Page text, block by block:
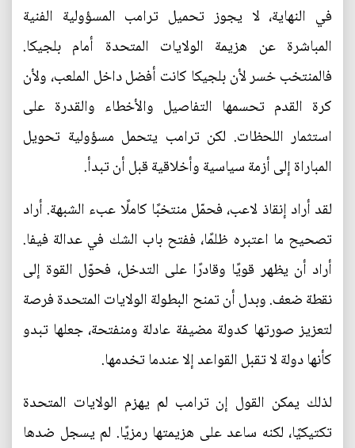
في النهاية، لا يجوز تحميل ترامب المسؤولية الفنية
المباشرة عن هزيمة الولايات المتحدة أمام بلجيكا.
فالمنتخب خسر لأن بلجيكا كانت أفضل داخل الملعب، ولأن
كرة القدم تحسمها التفاصيل والأخطاء والقدرة على
استثمار اللحظات. لكن ترامب يتحمل مسؤولية تحويل
المباراة إلى أزمة سياسية وأخلاقية قبل أن تبدأ.
لقد أراد إنقاذ لاعب، فحمّل منتخبًا كاملًا عبء الشبهة. أراد
تصحيح ما اعتبره ظلمًا، ففتح باب الشك في عدالة فيفا.
أراد أن يظهر قويًا وقادرًا على التدخل، فحوّل القوة إلى
نقطة ضعف. وبدل أن تمنح البطولة الولايات المتحدة فرصة
لتعزيز صورتها كدولة مضيفة عادلة ومنفتحة، جعلها تبدو
كأنها دولة لا تقبل القواعد إلا عندما تخدمها.
لذلك يمكن القول إن ترامب لم يهزم الولايات المتحدة
تكتيكيًا، لكنه ساعد على هزيمتها رمزيًا. لم يسجل ضدها